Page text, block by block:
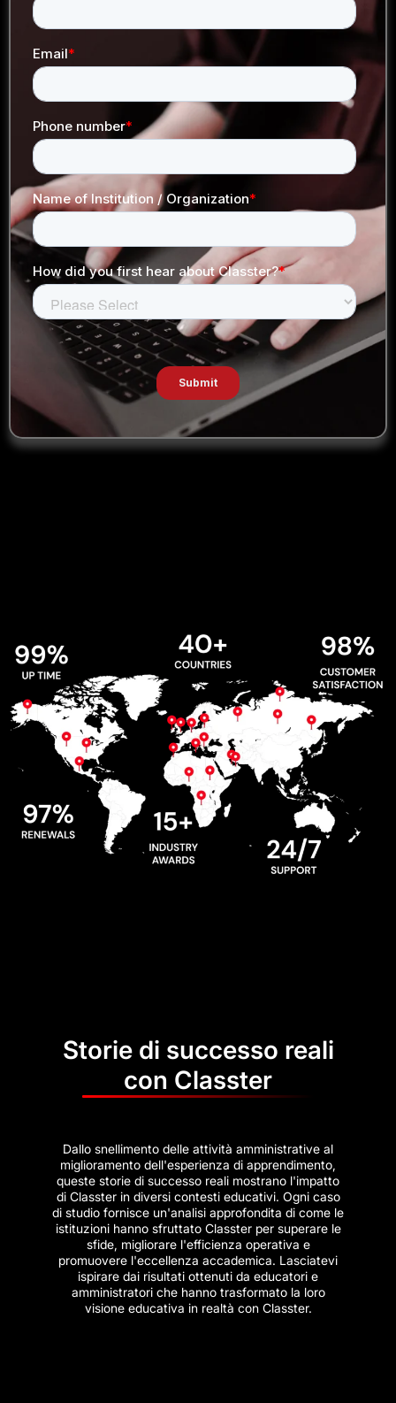
Storie di successo reali
con Classter
Dallo snellimento delle attività amministrative al
miglioramento dell'esperienza di apprendimento,
queste storie di successo reali mostrano l'impatto
di Classter in diversi contesti educativi. Ogni caso
di studio fornisce un'analisi approfondita di come le
istituzioni hanno sfruttato Classter per superare le
sfide, migliorare l'efficienza operativa e
promuovere l'eccellenza accademica. Lasciatevi
ispirare dai risultati ottenuti da educatori e
amministratori che hanno trasformato la loro
visione educativa in realtà con Classter.